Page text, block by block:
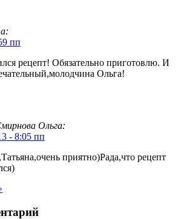
:
пп
рецепт! Обязательно приготовлю. И
Ольга!
Ольга:
- 8:05 пп
приятно)Рада,что рецепт